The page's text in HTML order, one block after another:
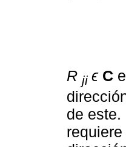
R ji ϵ C
de este.